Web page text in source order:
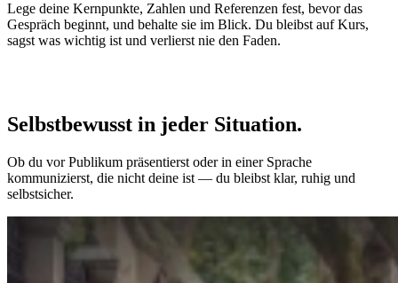
Lege deine Kernpunkte, Zahlen und Referenzen fest, bevor das
Gespräch beginnt, und behalte sie im Blick. Du bleibst auf Kurs,
sagst was wichtig ist und verlierst nie den Faden.
Selbstbewusst in jeder Situation.
Ob du vor Publikum präsentierst oder in einer Sprache
kommunizierst, die nicht deine ist — du bleibst klar, ruhig und
selbstsicher.